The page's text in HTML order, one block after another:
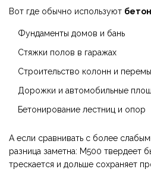
Вот где обычно используют бетон
Фундаменты домов и бань
Стяжки полов в гаражах
Строительство колонн и
Дорожки и автомобильные
Бетонирование лестниц и опор
А если сравнивать с более
разница заметна: М500 твердеет
трескается и дольше сохраняет